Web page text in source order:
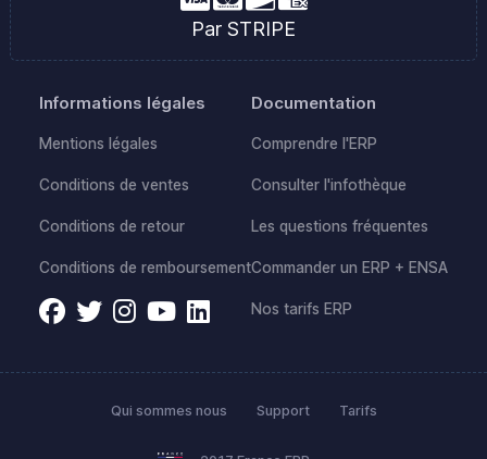
Par STRIPE
Informations légales
Mentions légales
Conditions de ventes
Conditions de retour
Conditions de remboursement
Documentation
Comprendre l'ERP
Consulter l'infothèque
Les questions fréquentes
Commander un ERP + ENSA
Nos tarifs ERP
Qui sommes nous Support Tarifs